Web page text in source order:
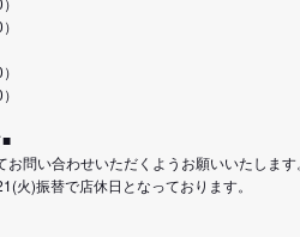
お問い合わせいただくようお願いいたします
火)振替で店休日となっております。